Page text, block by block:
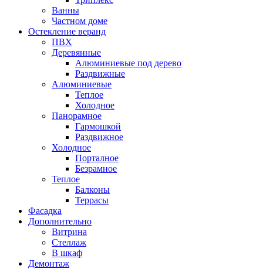
Ванны
Частном доме
Остекление веранд
ПВХ
Деревянные
Алюминиевые под дерево
Раздвижные
Алюминиевые
Теплое
Холодное
Панорамное
Гармошкой
Раздвижное
Холодное
Порталное
Безрамное
Теплое
Балконы
Террасы
Фасадка
Дополнительно
Витрина
Стеллаж
В шкаф
Демонтаж